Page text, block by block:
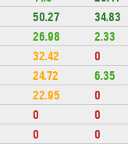
50.27 34.83
26.98 2.33
32.42 0
24.72 6.35
22.95 0
0 0
0 0